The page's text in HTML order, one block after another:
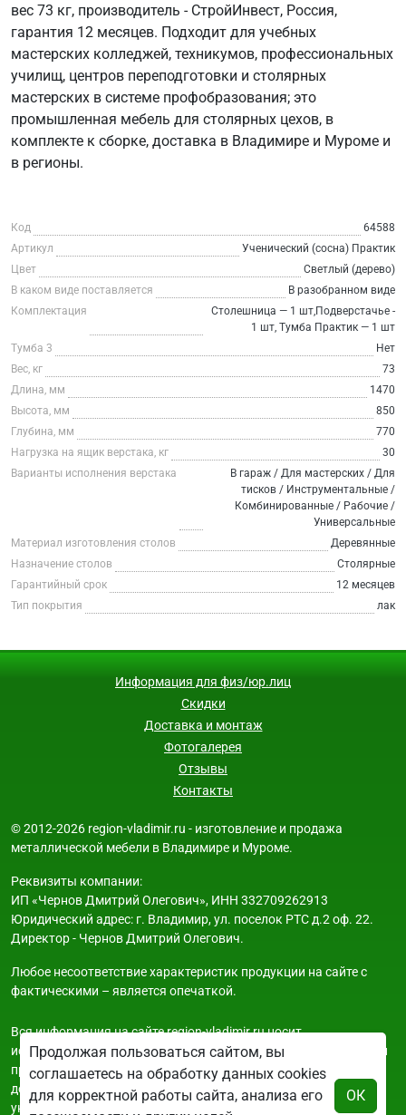
вес 73 кг, производитель - СтройИнвест, Россия,
гарантия 12 месяцев. Подходит для учебных
мастерских колледжей, техникумов, профессиональных
училищ, центров переподготовки и столярных
мастерских в системе профобразования; это
промышленная мебель для столярных цехов, в
комплекте к сборке, доставка в Владимире и Муроме и
в регионы.
Код
64588
Артикул
Ученический (сосна) Практик
Цвет
Светлый (дерево)
В каком виде поставляется
В разобранном виде
Комплектация
Столешница — 1 шт,Подверстачье -
1 шт, Тумба Практик — 1 шт
Тумба 3
Нет
Вес, кг
73
Длина, мм
1470
Высота, мм
850
Глубина, мм
770
Нагрузка на ящик верстака, кг
30
Варианты исполнения верстака
В гараж / Для мастерских / Для
тисков / Инструментальные /
Комбинированные / Рабочие /
Универсальные
Материал изготовления столов
Деревянные
Назначение столов
Столярные
Гарантийный срок
12 месяцев
Тип покрытия
лак
Информация для физ/юр.лиц
Скидки
Доставка и монтаж
Фотогалерея
Отзывы
Контакты
© 2012-2026 region-vladimir.ru - изготовление и продажа
металлической мебели в Владимире и Муроме.
Реквизиты компании:
ИП «Чернов Дмитрий Олегович», ИНН 332709262913
Юридический адрес: г. Владимир, ул. поселок РТС д.2 оф. 22.
Директор - Чернов Дмитрий Олегович.
Любое несоответствие характеристик продукции на сайте с
фактическими – является опечаткой.
Вся информация на сайте region-vladimir.ru носит
исключительно ознакомительный и справочный характер и ни
при каких условиях не является публичной офертой. Всю
дополнительную информацию можно узнать по телефонам
указанным на сайте.
Продолжая пользоваться сайтом, вы
соглашаетесь на обработку данных cookies
для корректной работы сайта, анализа его
ОК